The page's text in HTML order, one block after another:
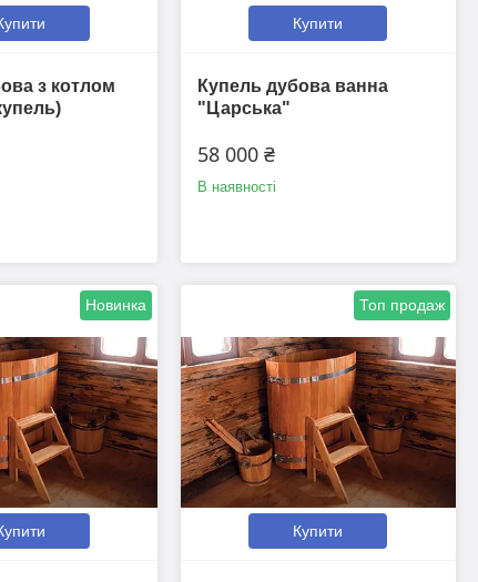
з котлом
Купити
Купель дубова ванна
"Царська"
58 000 ₴
В наявності
Новинка Топ продаж
Купити